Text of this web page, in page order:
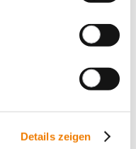
Details zeigen